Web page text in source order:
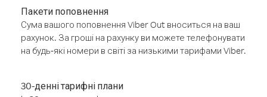
Пакети поповнення
Сума вашого поповнення Viber Out вноситься на ваш
рахунок. За гроші на рахунку ви можете телефонувати
на будь-які номери в світі за низькими тарифами Viber.
30-денні тарифні плани